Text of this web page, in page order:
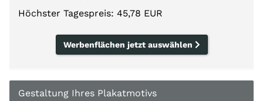
Höchster Tagespreis: 45,78 EUR
Werbenflächen jetzt auswählen
Gestaltung Ihres Plakatmotivs